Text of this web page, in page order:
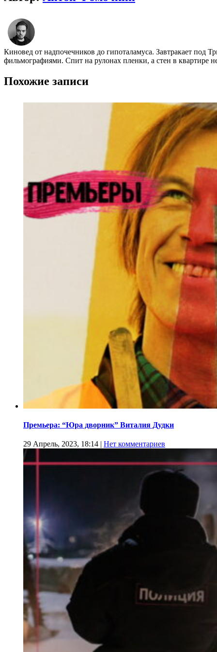
Киновед от надпочечников до гипоталамуса. Завтракает
фильмографиями. Спит на рулонах пленки, а стен в квартире
Похожие записи
Премьера: “Юра дворник” Виталия Дудки
29 Апрель, 2023, 18:14 | Нет комментариев